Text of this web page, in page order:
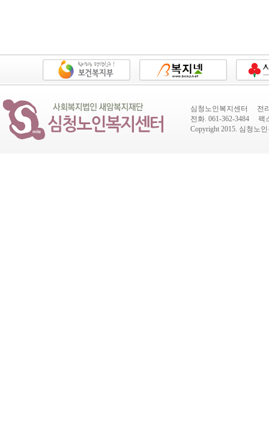
심청노인복지센터 전
전화. 061-362-3484 팩
Copyright 2015. 심청노